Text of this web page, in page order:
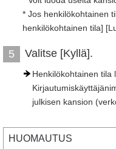
* Jos henkilökohtainen
henkilökohtainen tila]
5 Valitse [Kyllä].
Henkilökohtainen tila
julkisen kansion
HUOMAUTUS